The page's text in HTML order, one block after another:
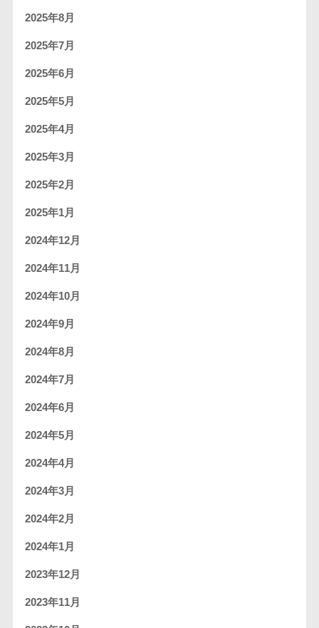
2025年8月
2025年7月
2025年6月
2025年5月
2025年4月
2025年3月
2025年2月
2025年1月
2024年12月
2024年11月
2024年10月
2024年9月
2024年8月
2024年7月
2024年6月
2024年5月
2024年4月
2024年3月
2024年2月
2024年1月
2023年12月
2023年11月